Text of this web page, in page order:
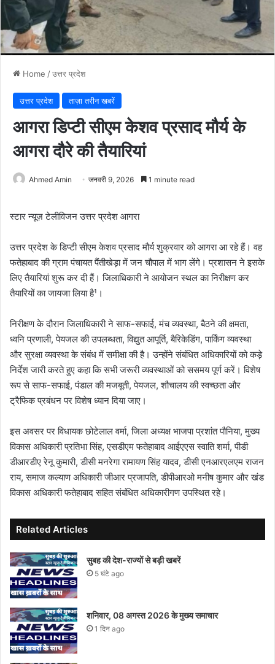
Home /उत्तर प्रदेश
उत्तर प्रदेश ताज़ा तरीन खबरें
आगरा डिप्टी सीएम केशव प्रसाद मौर्य के
आगरा दौरे की तैयारियां
Ahmed Amin जनवरी 9, 2026 1 minute read
स्टार न्यूज़ टेलीविजन उत्तर प्रदेश आगरा
उत्तर प्रदेश के डिप्टी सीएम केशव प्रसाद मौर्य शुक्रवार को आगरा आ रहे हैं। वह
फतेहाबाद की ग्राम पंचायत पैंतीखेड़ा में जन चौपाल में भाग लेंगे। प्रशासन ने इसके
लिए तैयारियां शुरू कर दी हैं। जिलाधिकारी ने आयोजन स्थल का निरीक्षण कर
तैयारियों का जायजा लिया है¹।
निरीक्षण के दौरान जिलाधिकारी ने साफ-सफाई, मंच व्यवस्था, बैठने की क्षमता,
ध्वनि प्रणाली, पेयजल की उपलब्धता, विद्युत आपूर्ति, बैरिकेडिंग, पार्किंग व्यवस्था
और सुरक्षा व्यवस्था के संबंध में समीक्षा की है। उन्होंने संबंधित अधिकारियों को कड़े
निर्देश जारी करते हुए कहा कि सभी जरूरी व्यवस्थाओं को ससमय पूर्ण करें। विशेष
रूप से साफ-सफाई, पंडाल की मजबूती, पेयजल, शौचालय की स्वच्छता और
ट्रैफिक प्रबंधन पर विशेष ध्यान दिया जाए।
इस अवसर पर विधायक छोटेलाल वर्मा, जिला अध्यक्ष भाजपा प्रशांत पौनिया, मुख्य
विकास अधिकारी प्रतिभा सिंह, एसडीएम फतेहाबाद आईएएस स्वाति शर्मा, पीडी
डीआरडीए रेनू कुमारी, डीसी मनरेगा रामायण सिंह यादव, डीसी एनआरएलएम राजन
राय, समाज कल्याण अधिकारी जीआर प्रजापति, डीपीआरओ मनीष कुमार और खंड
विकास अधिकारी फतेहाबाद सहित संबंधित अधिकारीगण उपस्थित रहे।
Related Articles
सुबह की देश-राज्यों से बड़ी खबरें
5 घंटे ago
शनिवार, 08 अगस्त 2026 के मुख्य समाचार
1 दिन ago